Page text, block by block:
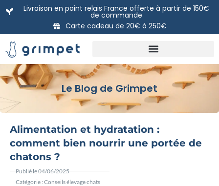
Aller
contenu
Livraison en point relais France offerte à partir de 150€
de commande
Carte cadeau de 20€ à 250€
Le Blog de Grimpet
Alimentation et hydratation :
comment bien nourrir une portée de
chatons ?
Publié le04/06/2025
Catégorie : Conseils élevage chats